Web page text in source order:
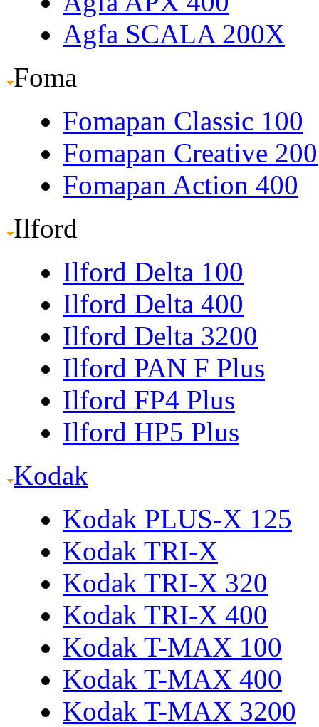
Agfa SCALA 200X
Foma
Fomapan Classic 100
Fomapan Creative 200
Fomapan Action 400
Ilford
Ilford Delta 100
Ilford Delta 400
Ilford Delta 3200
Ilford PAN F Plus
Ilford FP4 Plus
Ilford HP5 Plus
Kodak
Kodak PLUS-X 125
Kodak TRI-X
Kodak TRI-X 320
Kodak TRI-X 400
Kodak T-MAX 100
Kodak T-MAX 400
Kodak T-MAX 3200